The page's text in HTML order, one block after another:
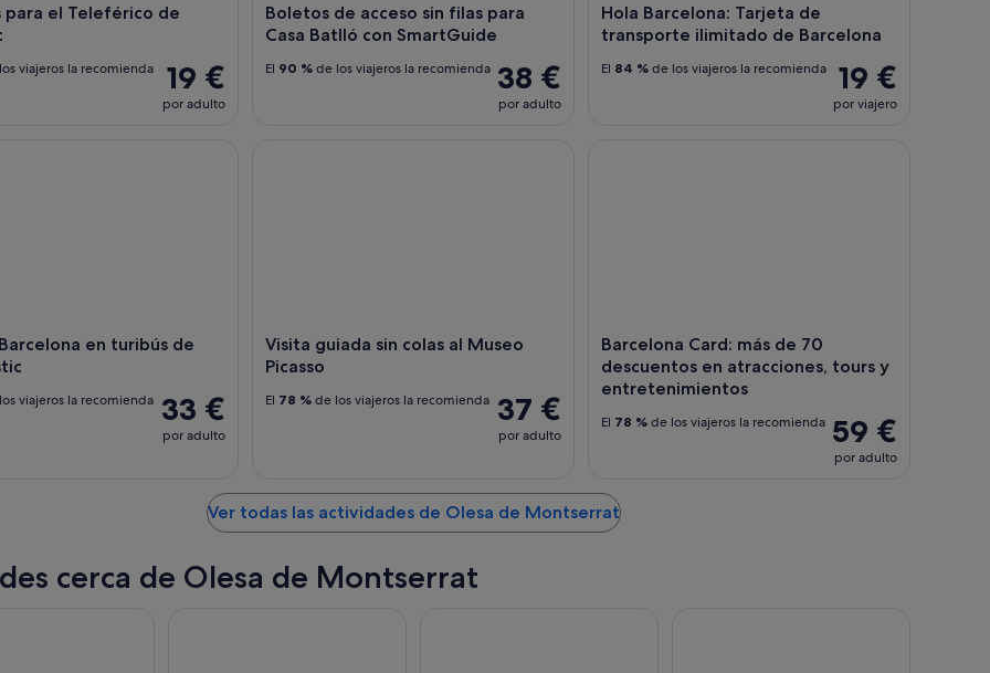
para el Teleférico de
19 €
por adulto
viajeros la recomienda
Boletos de acceso sin filas para
Casa Batlló con SmartGuide
38 €
por adulto
El 90 % de los viajeros la recomienda
Hola Barcelona: Tarjeta de
transporte ilimitado de Barcelona
19 €
por viajero
El 84 % de los viajeros la recomienda
en turibús de
33 €
por adulto
viajeros la recomienda
Visita guiada sin colas al Museo
Picasso
37 €
por adulto
El 78 % de los viajeros la recomienda
Barcelona Card: más de 70
descuentos en atracciones, tours y
entretenimientos
59 €
por adulto
El 78 % de los viajeros la recomienda
Ver todas las actividades de Olesa de Montserrat
cerca de Olesa de Montserrat